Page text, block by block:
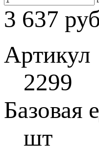
3 637
Артикул
2299
Базовая
шт